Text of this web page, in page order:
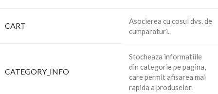
CART
Asocierea cu cosul dvs. de
cumparaturi..
CATEGORY_INFO
Stocheaza informatiile
din categorie pe pagina,
care permit afisarea mai
rapida a produselor.